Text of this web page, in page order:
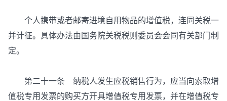
个人携带或者邮寄进境自用物品的增值税，连同关税一
并计征。具体办法由国务院关税税则委员会会同有关部门制
定。
第二十一条 纳税人发生应税销售行为，应当向索取增
值税专用发票的购买方开具增值税专用发票，并在增值税专